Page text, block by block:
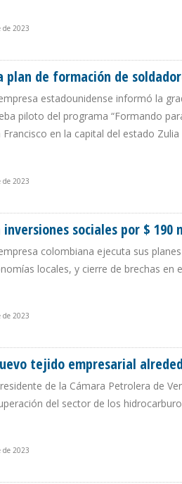
de 2023
plan de formación de
estadounidense informó la
piloto del programa “Formando
Francisco en la capital del estado Zulia
de 2023
inversiones sociales por $
colombiana ejecuta sus
locales, y cierre de brechas en
de 2023
tejido empresarial
de la Cámara Petrolera de
del sector de los
de 2023